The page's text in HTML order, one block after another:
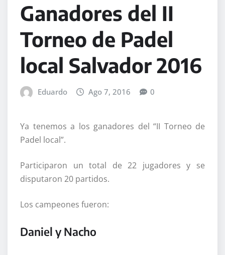
Ganadores del II
Torneo de Padel
local Salvador 2016
Eduardo Ago 7, 2016 0
Ya tenemos a los ganadores del “II Torneo de
Padel local”.
Participaron un total de 22 jugadores y se
disputaron 20 partidos.
Los campeones fueron:
Daniel y Nacho